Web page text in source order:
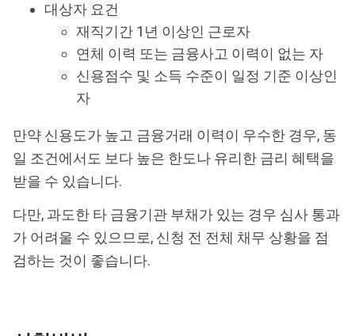
대상자 요건
재직기간 1년 이상인 근로자
연체 이력 또는 금융사고 이력이 없는 자
신용점수 및 소득 수준이 일정 기준 이상인
자
만약 신용도가 높고 금융거래 이력이 우수한 경우, 동
일 조건에서도 보다 높은 한도나 유리한 금리 혜택을
받을 수 있습니다.
다만, 과도한 타 금융기관 부채가 있는 경우 심사 통과
가 어려울 수 있으므로, 신청 전 전체 채무 상황을 점
검하는 것이 좋습니다.